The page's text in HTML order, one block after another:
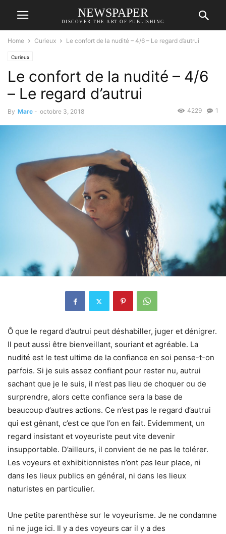
NEWSPAPER
DISCOVER THE ART OF PUBLISHING
Home Curieux Le confort de la nudité – 4/6 – Le regard d’autrui
Curieux
Le confort de la nudité – 4/6
– Le regard d’autrui
By Marc - octobre 3, 2018 1
4229
Ô que le regard d’autrui peut déshabiller, juger et dénigrer.
Il peut aussi être bienveillant, souriant et agréable. La
nudité est le test ultime de la confiance en soi pense-t-on
parfois. Si je suis assez confiant pour rester nu, autrui
sachant que je le suis, il n’est pas lieu de choquer ou de
surprendre, alors cette confiance sera la base de
beaucoup d’autres actions. Ce n’est pas le regard d’autrui
qui est gênant, c’est ce que l’on en fait. Evidemment, un
regard insistant et voyeuriste peut vite devenir
insupportable. D’ailleurs, il convient de ne pas le tolérer.
Les voyeurs et exhibitionnistes n’ont pas leur place, ni
dans les lieux publics en général, ni dans les lieux
naturistes en particulier.
Une petite parenthèse sur le voyeurisme. Je ne condamne
ni ne juge ici. Il y a des voyeurs car il y a des